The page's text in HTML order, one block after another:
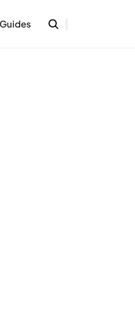
Guides